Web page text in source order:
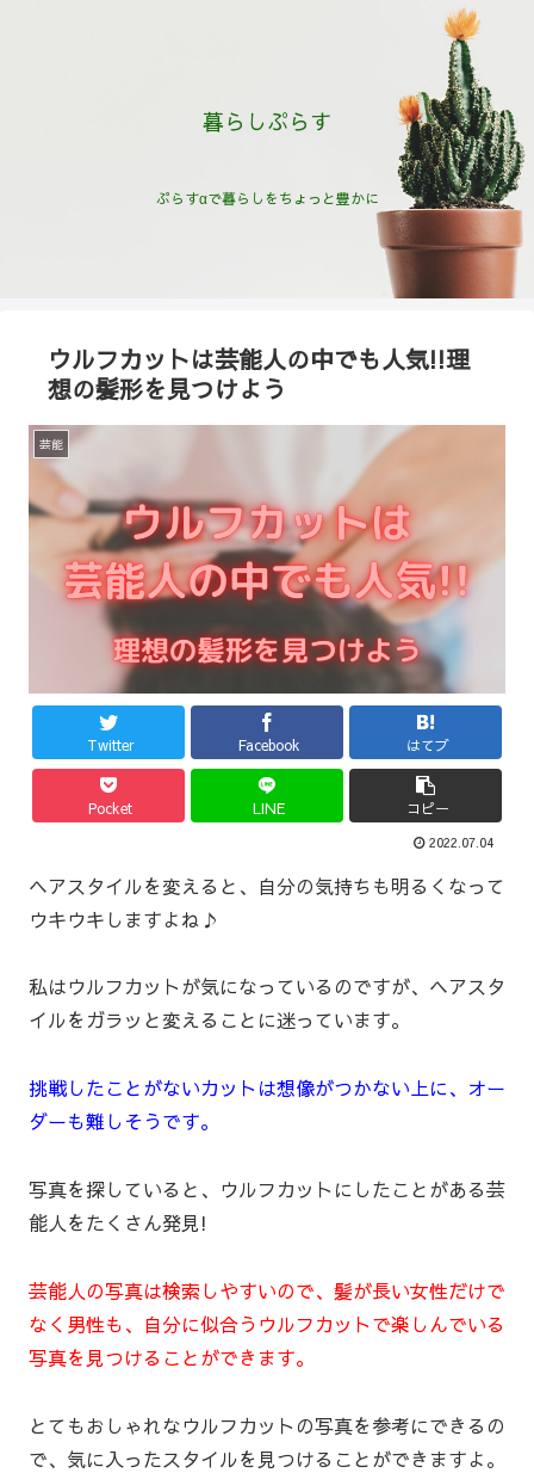
暮らしぷらす
ぷらすαで暮らしをちょっと豊かに
ウルフカットは芸能人の中でも人気!!理
想の髪形を見つけよう
芸能
Twitter Facebook はてブ
Pocket LINE コピー
2022.07.04
ヘアスタイルを変えると、自分の気持ちも明るくなって
ウキウキしますよね♪
私はウルフカットが気になっているのですが、ヘアスタ
イルをガラッと変えることに迷っています。
挑戦したことがないカットは想像がつかない上に、オー
ダーも難しそうです。
写真を探していると、ウルフカットにしたことがある芸
能人をたくさん発見!
芸能人の写真は検索しやすいので、髪が長い女性だけで
なく男性も、自分に似合うウルフカットで楽しんでいる
写真を見つけることができます。
とてもおしゃれなウルフカットの写真を参考にできるの
で、気に入ったスタイルを見つけることができますよ。